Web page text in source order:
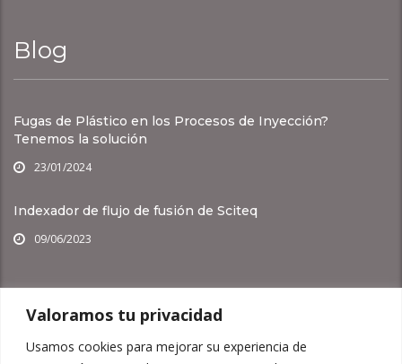
Valoramos tu privacidad
Usamos cookies para mejorar su experiencia de
Blog
Fugas de Plástico en los Procesos de Inyección?
Tenemos la solución
23/01/2024
Indexador de flujo de fusión de Sciteq
09/06/2023
Otros Links